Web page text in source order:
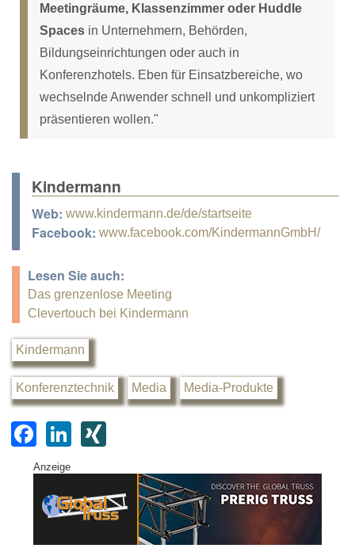
Meetingräume, Klassenzimmer oder Huddle
Spaces in Unternehmern, Behörden,
Bildungseinrichtungen oder auch in
Konferenzhotels. Eben für Einsatzbereiche, wo
wechselnde Anwender schnell und unkompliziert
präsentieren wollen."
Kindermann
Web: www.kindermann.de/de/startseite
Facebook: www.facebook.com/KindermannGmbH/
Lesen Sie auch:
Das grenzenlose Meeting
Clevertouch bei Kindermann
Kindermann
Konferenztechnik Media Media-Produkte
F
a
c
e
Li
k
e
G
Anzeige